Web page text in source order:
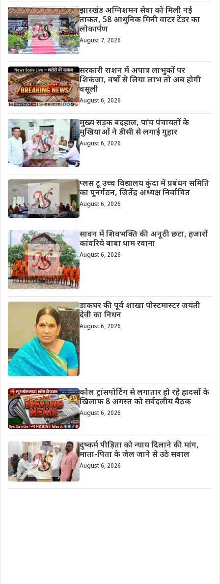
झारखंड अग्निशमन सेवा को मिली नई
ताकत, 58 आधुनिक मिनी वाटर टेंडर का
लोकार्पण
August 7, 2026
सरकारी राशन में अपात्र लाभुकों पर
शिकंजा, वर्षों से लिया लाभ तो अब होगी
वसूली
August 6, 2026
मुख्य सड़क बदहाल, पांच पंचायतों के
मुखियाओं ने डीसी से लगाई गुहार
August 6, 2026
प्लस टू उच्च विद्यालय कुंदा में प्रबंधन समिति
का पुनर्गठन, जितेंद्र अध्यक्ष निर्वाचित
August 6, 2026
सावन में शिवभक्ति की अनूठी छटा, हजारों
कांवरिये बाबा धाम रवाना
August 6, 2026
डाकघर की पूर्व शाखा पोस्टमास्टर जयंती
देवी का निधन
August 6, 2026
कोल ट्रांसपोर्टिंग से लगातार हो रहे हादसों के
खिलाफ 8 अगस्त को सर्वदलीय बैठक
August 6, 2026
दुष्कर्म पीड़िता को न्याय दिलाने की मांग,
माता-पिता के जेल जाने से उठे सवाल
August 6, 2026